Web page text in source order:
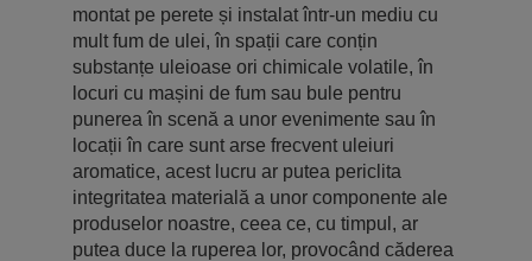
montat pe perete și instalat într-un mediu cu
mult fum de ulei, în spații care conțin
substanțe uleioase ori chimicale volatile, în
locuri cu mașini de fum sau bule pentru
punerea în scenă a unor evenimente sau în
locații în care sunt arse frecvent uleiuri
aromatice, acest lucru ar putea periclita
integritatea materială a unor componente ale
produselor noastre, ceea ce, cu timpul, ar
putea duce la ruperea lor, provocând căderea